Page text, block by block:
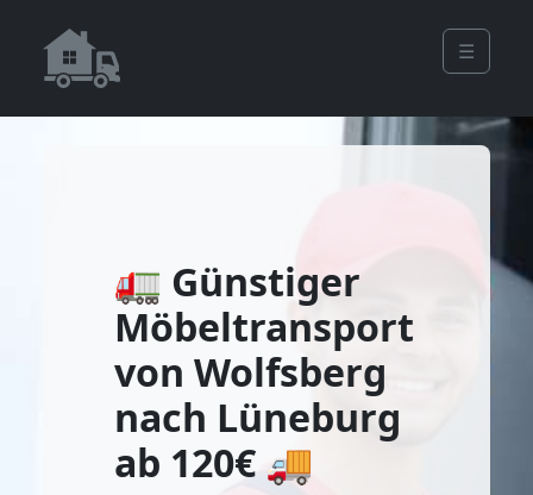
☰
🚛 Günstiger
Möbeltransport
von Wolfsberg
nach Lüneburg
ab 120€ 🚚